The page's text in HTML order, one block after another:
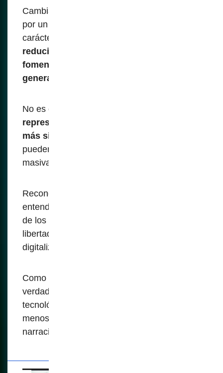
Cambia las normas sociales degradándolas
por un sistema méramente burocrático de
carácter monótono y conformista,
reduciendo la autonomía individual y
fomentando un entorno de supervisión
generalizada.
No es difícil concluir que
representa uno de los engaños modernos
más significativos
pueden ser aprovechadas para la vigilancia
masiva, el control social y la opresión.
Reconocer estas cuestiones es crucial para
entender la naturaleza sobre el despliegue
de los sistemas biométricos y defender las
libertades civiles en un mundo cada vez más
digitalizado.
Como ha demostrado la historia, los
verdaderos motivos de la adopción
tecnológica suelen ser más complejos y
menos benignos de lo que sugieren las
narraciones oficiales.